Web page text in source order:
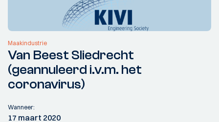
Maakindustrie
Van Beest Sliedrecht
(geannuleerd i.v.m. het
coronavirus)
Wanneer:
17 maart 2020